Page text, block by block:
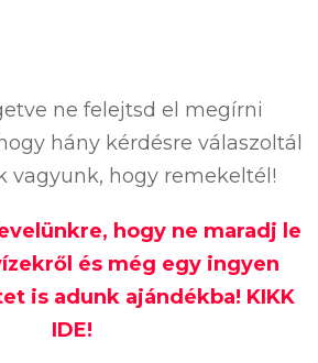
ne felejtsd el megírni
hány kérdésre válaszoltál
vagyunk, hogy remekeltél!
hogy ne maradj le
és még egy ingyen
is adunk ajándékba! KIKK
IDE!